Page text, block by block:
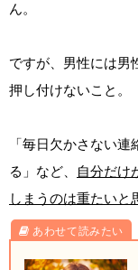
ん。
ですが、男性には男
押し付けないこと。
「毎日欠かさない
る」など、
自分だけ
しまうのは重たいと